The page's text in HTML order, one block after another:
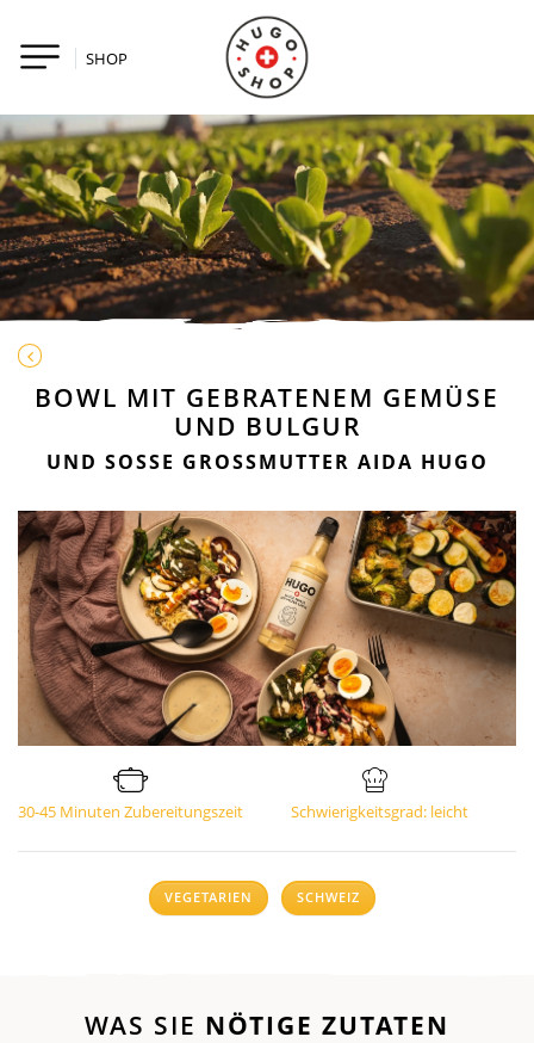
SHOP
BOWL MIT GEBRATENEM GEMÜSE
UND BULGUR
UND SOSSE GROSSMUTTER AIDA HUGO
30-45 Minuten Zubereitungszeit Schwierigkeitsgrad: leicht
VEGETARIEN SCHWEIZ
WAS SIE NÖTIGE ZUTATEN